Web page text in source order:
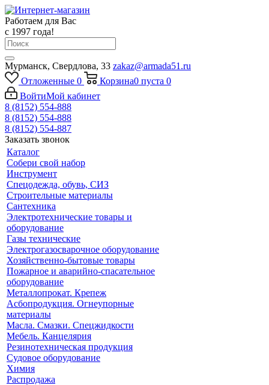
Работаем для Вас
с 1997 года!
Мурманск, Свердлова, 33 zakaz@armada51.ru
Отложенные 0 Корзина0 пуста 0
ВойтиМой кабинет
8 (8152) 554-888
8 (8152) 554-888
8 (8152) 554-887
Заказать звонок
Каталог
Собери свой набор
Инструмент
Спецодежда, обувь, СИЗ
Строительные материалы
Сантехника
Электротехнические товары и
оборудование
Газы технические
Электрогазосварочное оборудование
Хозяйственно-бытовые товары
Пожарное и аварийно-спасательное
оборудование
Металлопрокат. Крепеж
Асбопродукция. Огнеупорные
материалы
Масла. Смазки. Спецжидкости
Мебель. Канцелярия
Резинотехническая продукция
Судовое оборудование
Химия
Распродажа